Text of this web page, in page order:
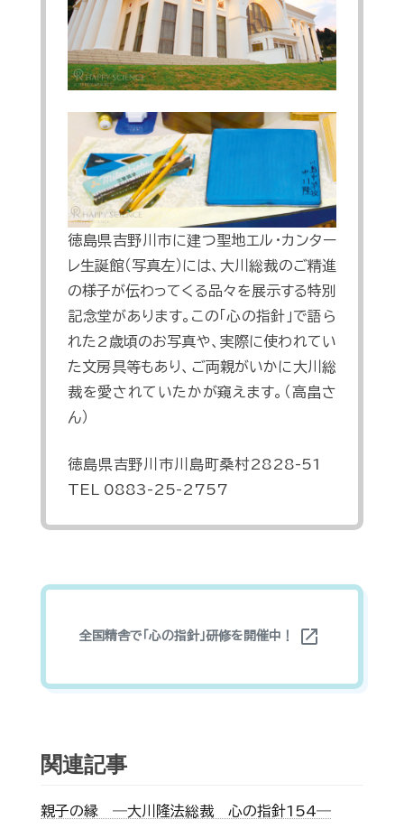
徳島県吉野川市に建つ聖地エル・カンター
レ生誕館（写真左）には、大川総裁のご精進
の様子が伝わってくる品々を展示する特別
記念堂があります。この「心の指針」で語ら
れた2歳頃のお写真や、実際に使われてい
た文房具等もあり、ご両親がいかに大川総
裁を愛されていたかが窺えます。（高畠さ
ん）
徳島県吉野川市川島町桑村2828-51
TEL 0883-25-2757
全国精舎で「心の指針」研修を開催中！ open_in_new
関連記事
親子の縁 ―大川隆法総裁 心の指針154―